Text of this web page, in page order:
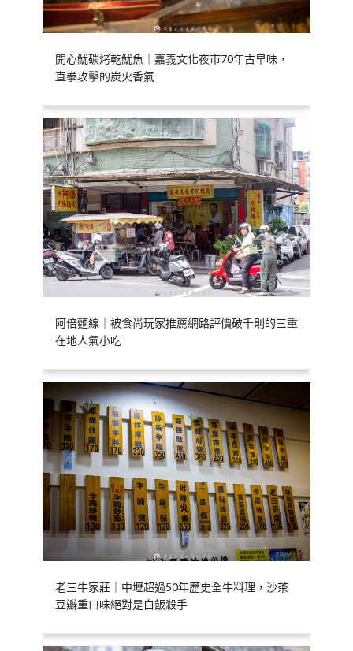
開心魷碳烤乾魷魚｜嘉義文化夜市70年古早味，
直拳攻擊的炭火香氣
阿倍麵線｜被食尚玩家推薦網路評價破千則的三重
在地人氣小吃
老三牛家莊｜中壢超過50年歷史全牛料理，沙茶
豆瓣重口味絕對是白飯殺手